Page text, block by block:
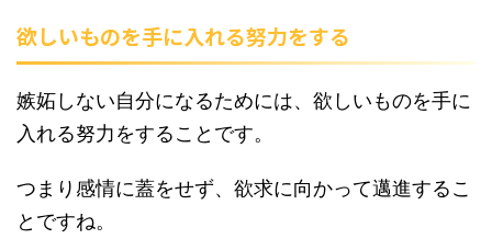
欲しいものを手に入れる努力をする
嫉妬しない自分になるためには、欲しいものを手に
入れる努力をすることです。
つまり感情に蓋をせず、欲求に向かって邁進するこ
とですね。